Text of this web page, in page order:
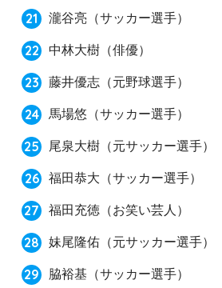
瀧谷亮 （サッカー選手）
中林大樹 （俳優）
藤井優志 （元野球選手）
馬場悠 （サッカー選手）
尾泉大樹 （元サッカー選手）
福田恭大 （サッカー選手）
福田充徳 （お笑い芸人）
妹尾隆佑 （元サッカー選手）
脇裕基 （サッカー選手）